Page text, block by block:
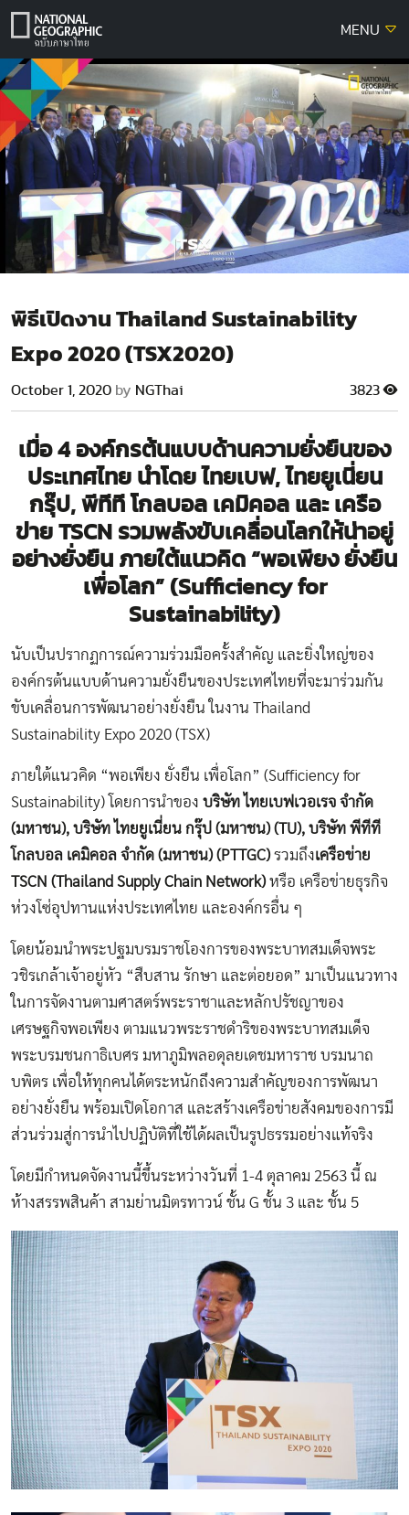
Skip
MENU
พิธีเปิดงาน Thailand Sustainability
Expo 2020 (TSX2020)
October 1, 2020 by NGThai 3823
เมื่อ 4 องค์กรต้นแบบด้านความยั่งยืนของ
ประเทศไทย นำโดย ไทยเบฟ, ไทยยูเนี่ยน
กรุ๊ป, พีทีที โกลบอล เคมิคอล และ เครือ
ข่าย TSCN รวมพลังขับเคลื่อนโลกให้น่าอยู่
อย่างยั่งยืน ภายใต้แนวคิด “พอเพียง ยั่งยืน
เพื่อโลก” (Sufficiency for
Sustainability)
นับเป็นปรากฏการณ์ความร่วมมือครั้งสำคัญ และยิ่งใหญ่ของ
องค์กรต้นแบบด้านความยั่งยืนของประเทศไทยที่จะมาร่วมกัน
ขับเคลื่อนการพัฒนาอย่างยั่งยืน ในงาน Thailand
Sustainability Expo 2020 (TSX)
ภายใต้แนวคิด “พอเพียง ยั่งยืน เพื่อโลก” (Sufficiency for
Sustainability) โดยการนำของ บริษัท ไทยเบฟเวอเรจ จำกัด
(มหาชน), บริษัท ไทยยูเนี่ยน กรุ๊ป (มหาชน) (TU), บริษัท พีทีที
โกลบอล เคมิคอล จำกัด (มหาชน) (PTTGC)รวมถึงเครือข่าย
TSCN (Thailand Supply Chain Network)หรือ เครือข่ายธุรกิจ
ห่วงโซ่อุปทานแห่งประเทศไทย และองค์กรอื่น ๆ
โดยน้อมนำพระปฐมบรมราชโองการของพระบาทสมเด็จพระ
วชิรเกล้าเจ้าอยู่หัว “สืบสาน รักษา และต่อยอด” มาเป็นแนวทาง
ในการจัดงานตามศาสตร์พระราชาและหลักปรัชญาของ
เศรษฐกิจพอเพียง ตามแนวพระราชดำริของพระบาทสมเด็จ
พระบรมชนกาธิเบศร มหาภูมิพลอดุลยเดชมหาราช บรมนาถ
บพิตร เพื่อให้ทุกคนได้ตระหนักถึงความสำคัญของการพัฒนา
อย่างยั่งยืน พร้อมเปิดโอกาส และสร้างเครือข่ายสังคมของการมี
ส่วนร่วมสู่การนำไปปฏิบัติที่ใช้ได้ผลเป็นรูปธรรมอย่างแท้จริง
โดยมีกำหนดจัดงานนี้ขึ้นระหว่างวันที่ 1-4 ตุลาคม 2563 นี้ ณ
ห้างสรรพสินค้า สามย่านมิตรทาวน์ ชั้น G ชั้น 3 และ ชั้น 5